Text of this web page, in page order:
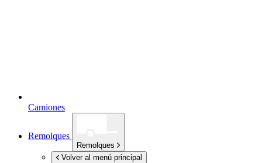
Camiones
Remolques
Remolques
Volver al menú principal